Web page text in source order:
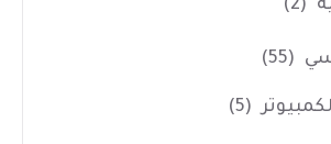
(2)
(55)
(5)